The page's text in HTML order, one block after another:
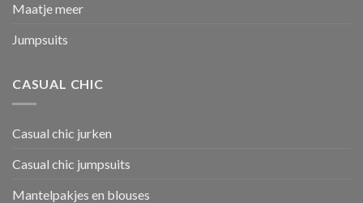
Maatje meer
Jumpsuits
CASUAL CHIC
Casual chic jurken
Casual chic jumpsuits
Mantelpakjes en blouses